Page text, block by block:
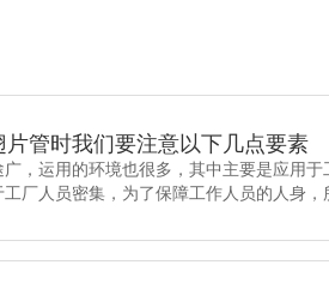
片管时我们要注意以下几点要素
广，运用的环境也很多，其中主要是应用于
工厂人员密集，为了保障工作人员的人身